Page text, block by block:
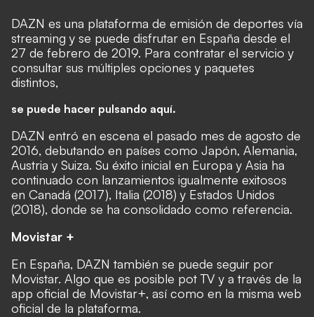
DAZN es una plataforma de emisión de deportes vía
streaming y se puede disfrutar en España desde el
27 de febrero de 2019. Para contratar el servicio y
consultar sus múltiples opciones y paquetes
distintos,
se puede hacer pulsando aquí.
DAZN entró en escena el pasado mes de agosto de
2016, debutando en países como Japón, Alemania,
Austria y Suiza. Su éxito inicial en Europa y Asia ha
continuado con lanzamientos igualmente exitosos
en Canadá (2017), Italia (2018) y Estados Unidos
(2018), donde se ha consolidado como referencia.
Movistar +
En España, DAZN también se puede seguir por
Movistar. Algo que es posible pot TV y a través de la
app oficial de Movistar+, así como en la misma web
oficial de la plataforma.